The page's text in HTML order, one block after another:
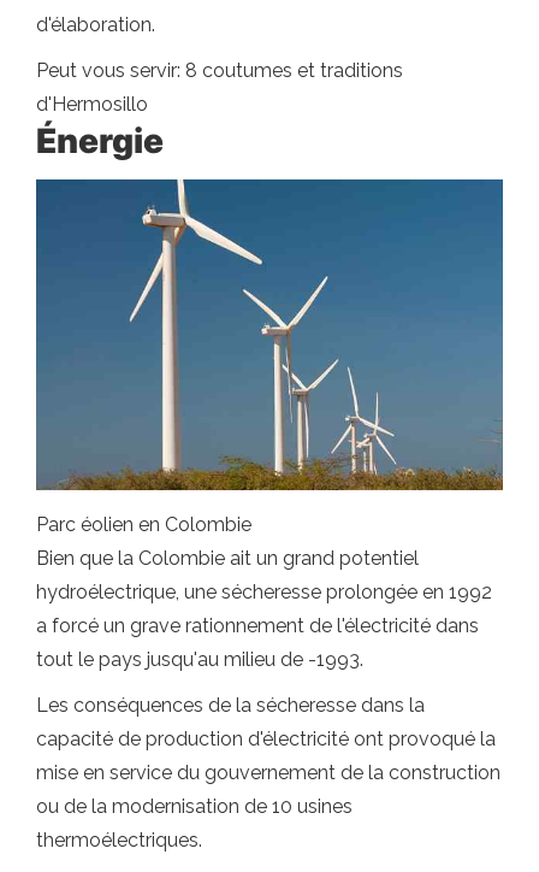
d'élaboration.
Peut vous servir: 8 coutumes et traditions
d'Hermosillo
Énergie
Parc éolien en Colombie
Bien que la Colombie ait un grand potentiel
hydroélectrique, une sécheresse prolongée en 1992
a forcé un grave rationnement de l'électricité dans
tout le pays jusqu'au milieu de -1993.
Les conséquences de la sécheresse dans la
capacité de production d'électricité ont provoqué la
mise en service du gouvernement de la construction
ou de la modernisation de 10 usines
thermoélectriques.